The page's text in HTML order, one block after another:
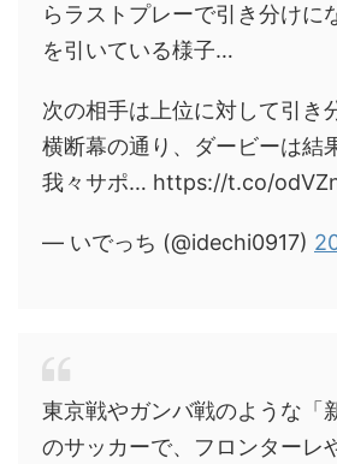
らラストプレーで引き分けに
を引いている様子…
次の相手は上位に対して引き
横断幕の通り、ダービーは結
我々サポ… https://t.co/
— いでっち (@idechi0917)
東京戦やガンバ戦のような「
のサッカーで、フロンターレ